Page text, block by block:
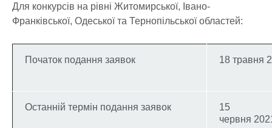
Для конкурсів на рівні Житомирської, Івано-
Франківської, Одеської та Тернопільської областей:
Початок подання заявок 18 травня
Останній термін подання заявок
15
червня